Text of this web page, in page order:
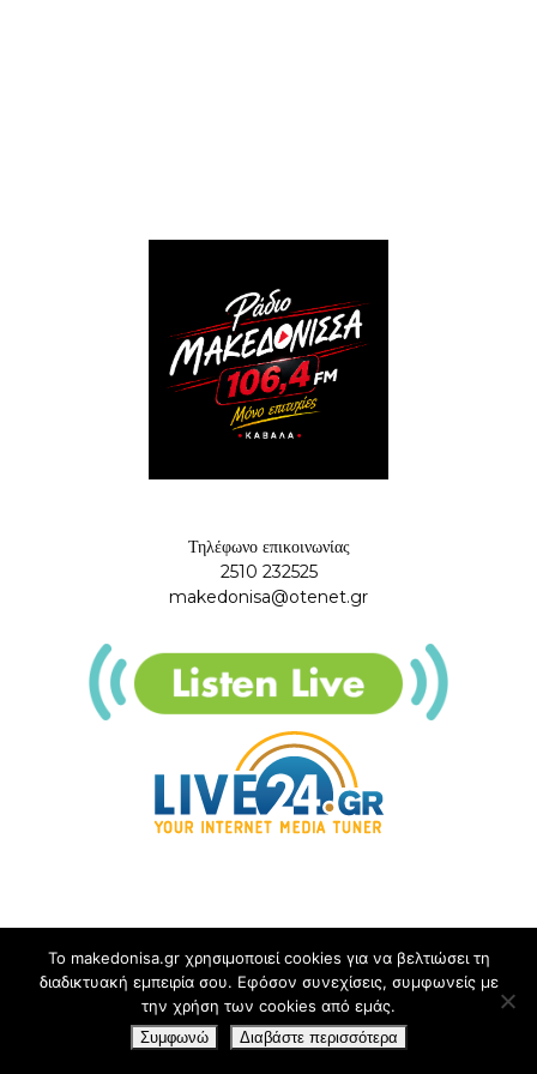
Τηλέφωνο επικοινωνίας
2510 232525
makedonisa@otenet.gr
Το makedonisa.gr χρησιμοποιεί cookies για να βελτιώσει τη
διαδικτυακή εμπειρία σου. Εφόσον συνεχίσεις, συμφωνείς με
την χρήση των cookies από εμάς.
Συμφωνώ Διαβάστε περισσότερα